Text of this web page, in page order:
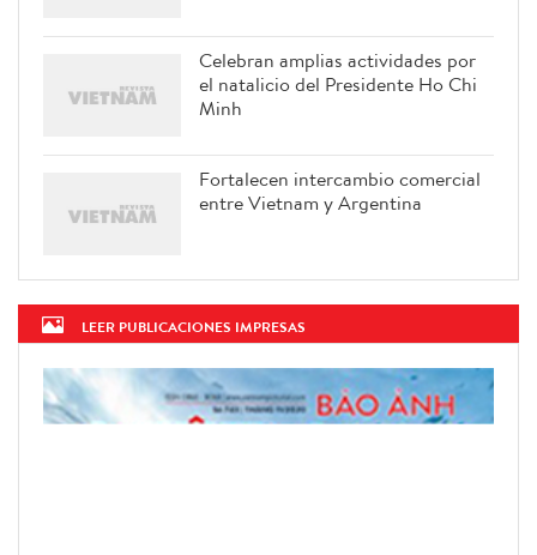
Celebran amplias actividades por
el natalicio del Presidente Ho Chi
Minh
Fortalecen intercambio comercial
entre Vietnam y Argentina
LEER PUBLICACIONES IMPRESAS